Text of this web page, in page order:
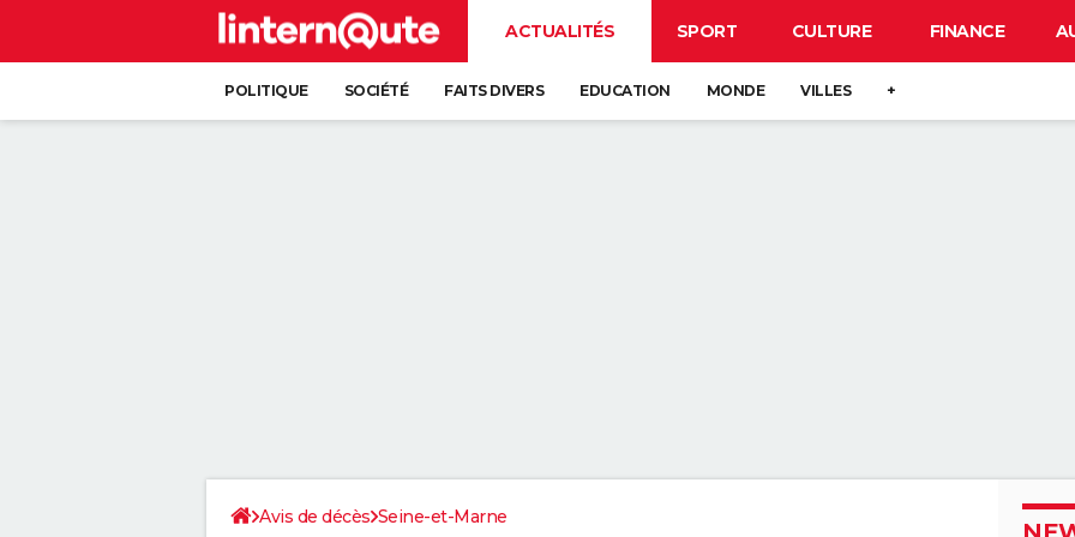
ACTUALITÉS SPORT CULTURE FINANCE
POLITIQUE SOCIÉTÉ FAITS DIVERS EDUCATION MONDE VILLES +
Avis de décès Seine-et-Marne